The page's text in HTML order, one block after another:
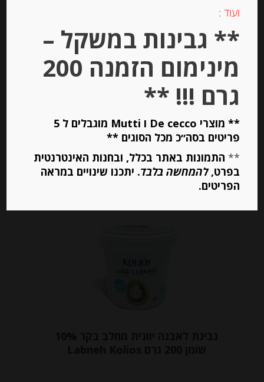
בתוספת גבינה כחולה 23% שומן
MADAME LOÏK
-
26.00
יחידות
הוספה לסל
ועוד :
** גבינות במשקל –
מינימום הזמנה 200
גרם !!! **
** מוצרי De cecco ו Mutti מוגבלים ל 5
פריטים בסה״כ מכל הסוגים **
** התמונות באתר בכלל, ובחנות האינטרנטית
בפרט,להמחשה בלבד. יתכנו שינויים במראה
הפריטים.